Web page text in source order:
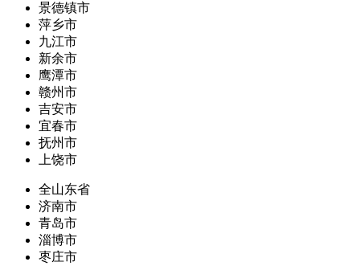
景德镇市
萍乡市
九江市
新余市
鹰潭市
赣州市
吉安市
宜春市
抚州市
上饶市
全山东省
济南市
青岛市
淄博市
枣庄市